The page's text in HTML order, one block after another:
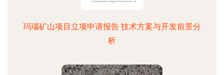
玛瑙矿山项目立项申请报告 技术方案与开发前景分
析